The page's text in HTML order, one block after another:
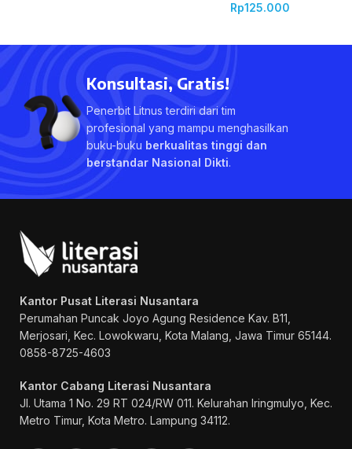
Rp125.000
Konsultasi, Gratis!
Penerbit Litnus terdiri dari tim
profesional yang mampu menghasilkan
buku-buku berkualitas tinggi dan
berstandar Nasional Dikti.
Kantor Pusat Literasi Nusantara
Perumahan Puncak Joyo Agung Residence Kav. B11,
Merjosari, Kec. Lowokwaru, Kota Malang, Jawa Timur 65144.
0858-8725-4603
Kantor Cabang Literasi Nusantara
Jl. Utama 1 No. 29 RT 024/RW 011. Kelurahan Iringmulyo, Kec.
Metro Timur, Kota Metro. Lampung 34112.